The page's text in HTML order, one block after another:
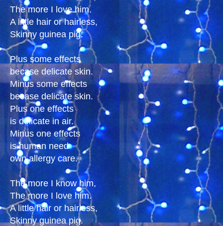
The more I love him.
A little hair or hairless,
Skinny guinea pig.
Plus some effects
becase delicate skin.
Minus some effects
becase delicate skin.
Plus one effects
is delicate in air.
Minus one effects
is human need
own allergy care.
The more I know him,
The more I love him.
A little hair or hairless,
Skinny guinea pig.